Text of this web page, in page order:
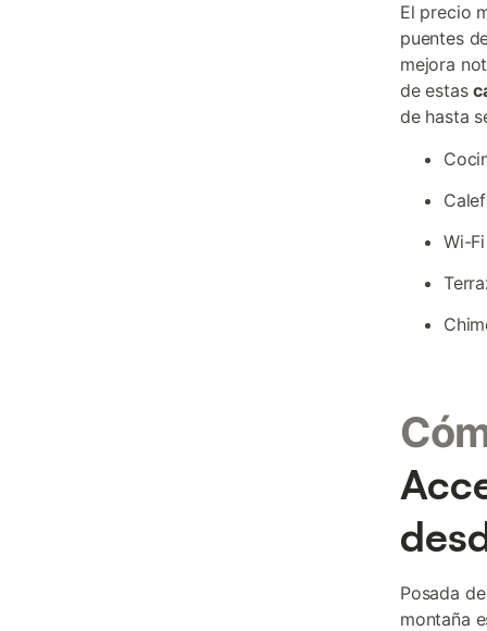
El precio
puentes
mejora
de estas
de hasta
Wi-
Posada
montaña